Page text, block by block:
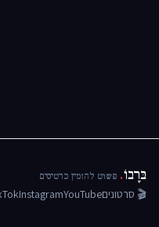
בּרָבוֹ. פשוט להזמין כרטיסים
🎬 סרטוניםYouTube
Instagram